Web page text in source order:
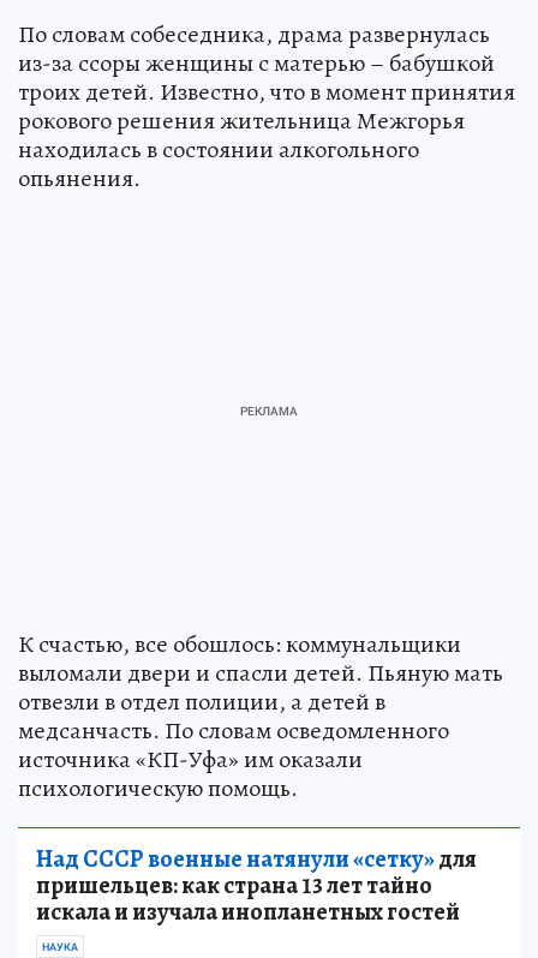
По словам собеседника, драма развернулась
из-за ссоры женщины с матерью – бабушкой
троих детей. Известно, что в момент принятия
рокового решения жительница Межгорья
находилась в состоянии алкогольного
опьянения.
К счастью, все обошлось: коммунальщики
выломали двери и спасли детей. Пьяную мать
отвезли в отдел полиции, а детей в
медсанчасть. По словам осведомленного
источника «КП-Уфа» им оказали
психологическую помощь.
Над СССР военные натянули «сетку»для
пришельцев: как страна 13 лет тайно
искала и изучала инопланетных гостей
НАУКА